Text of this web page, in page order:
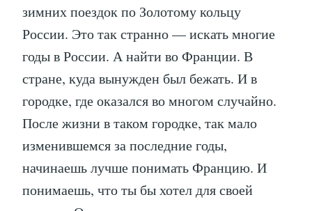
зимних поездок по Золотому кольцу
России. Это так странно — искать многие
годы в России. А найти во Франции. В
стране, куда вынужден был бежать. И в
городке, где оказался во многом случайно.
После жизни в таком городке, так мало
изменившемся за последние годы,
начинаешь лучше понимать Францию. И
понимаешь, что ты бы хотел для своей